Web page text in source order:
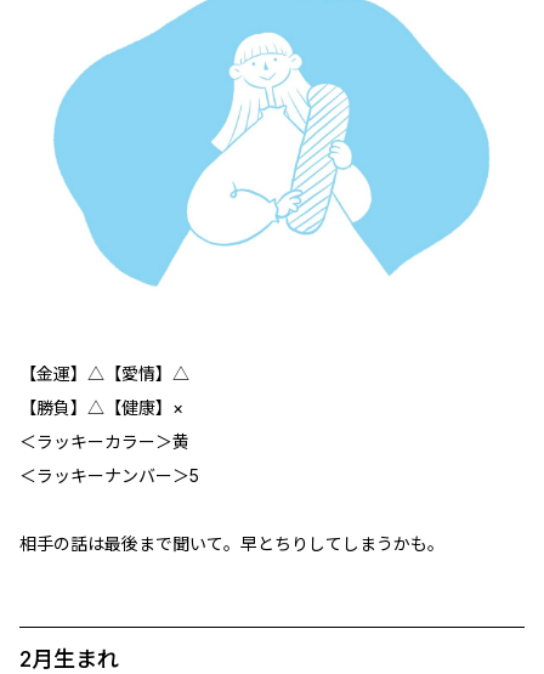
【金運】△【愛情】△
【勝負】△【健康】×
＜ラッキーカラー＞黄
＜ラッキーナンバー＞5
相手の話は最後まで聞いて。早とちりしてしまうかも。
2月生まれ